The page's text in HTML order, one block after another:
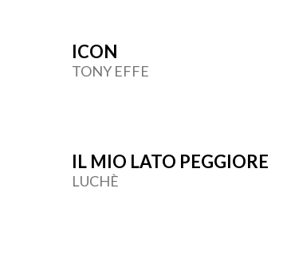
ICON
TONY EFFE
IL MIO LATO PEGGIORE
LUCHÈ